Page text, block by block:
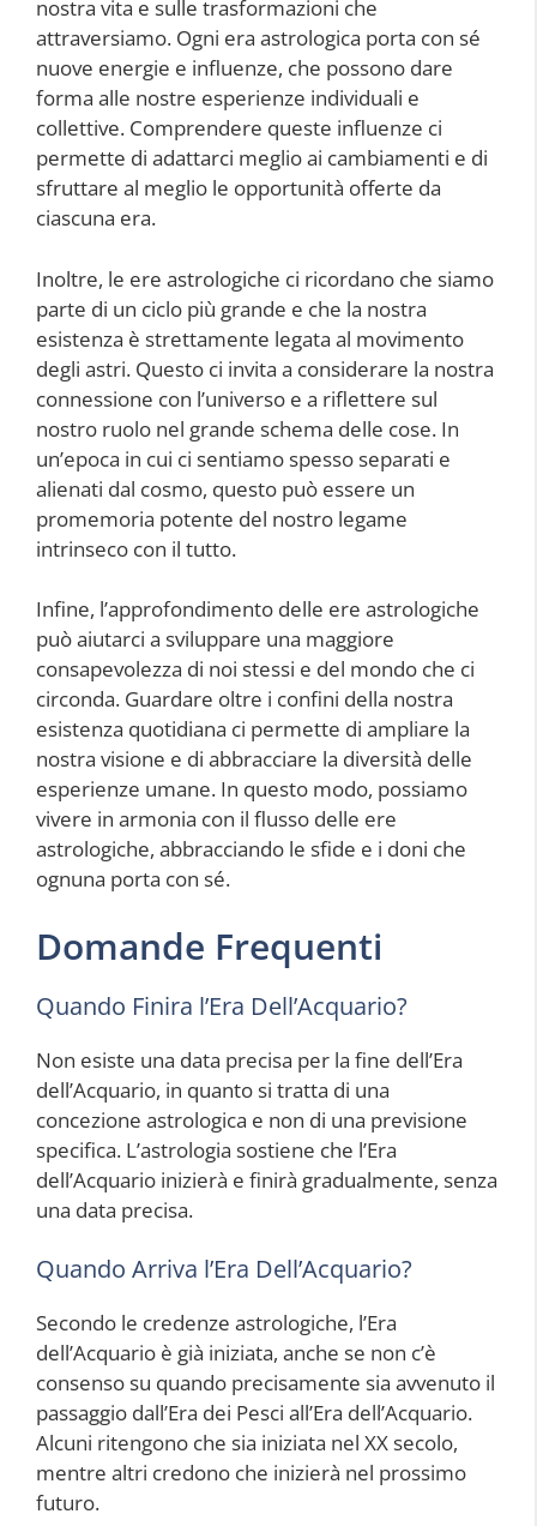
nostra vita e sulle trasformazioni che
attraversiamo. Ogni era astrologica porta con sé
nuove energie e influenze, che possono dare
forma alle nostre esperienze individuali e
collettive. Comprendere queste influenze ci
permette di adattarci meglio ai cambiamenti e di
sfruttare al meglio le opportunità offerte da
ciascuna era.
Inoltre, le ere astrologiche ci ricordano che siamo
parte di un ciclo più grande e che la nostra
esistenza è strettamente legata al movimento
degli astri. Questo ci invita a considerare la nostra
connessione con l’universo e a riflettere sul
nostro ruolo nel grande schema delle cose. In
un’epoca in cui ci sentiamo spesso separati e
alienati dal cosmo, questo può essere un
promemoria potente del nostro legame
intrinseco con il tutto.
Infine, l’approfondimento delle ere astrologiche
può aiutarci a sviluppare una maggiore
consapevolezza di noi stessi e del mondo che ci
circonda. Guardare oltre i confini della nostra
esistenza quotidiana ci permette di ampliare la
nostra visione e di abbracciare la diversità delle
esperienze umane. In questo modo, possiamo
vivere in armonia con il flusso delle ere
astrologiche, abbracciando le sfide e i doni che
ognuna porta con sé.
Domande Frequenti
Quando Finira l’Era Dell’Acquario?
Non esiste una data precisa per la fine dell’Era
dell’Acquario, in quanto si tratta di una
concezione astrologica e non di una previsione
specifica. L’astrologia sostiene che l’Era
dell’Acquario inizierà e finirà gradualmente, senza
una data precisa.
Quando Arriva l’Era Dell’Acquario?
Secondo le credenze astrologiche, l’Era
dell’Acquario è già iniziata, anche se non c’è
consenso su quando precisamente sia avvenuto il
passaggio dall’Era dei Pesci all’Era dell’Acquario.
Alcuni ritengono che sia iniziata nel XX secolo,
mentre altri credono che inizierà nel prossimo
futuro.